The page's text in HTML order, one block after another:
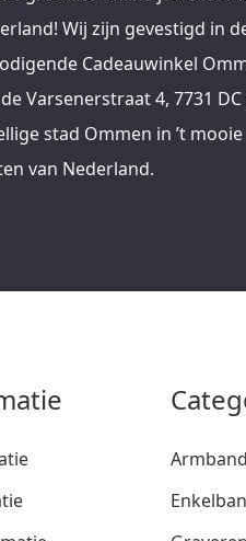
Wij zijn gevestigd in
Cadeauwinkel
Varsenerstraat 4, 7731
stad Ommen in ’t mooie
van Nederland.